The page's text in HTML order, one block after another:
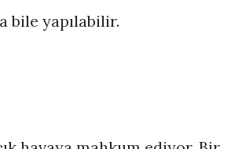
bile yapılabilir.